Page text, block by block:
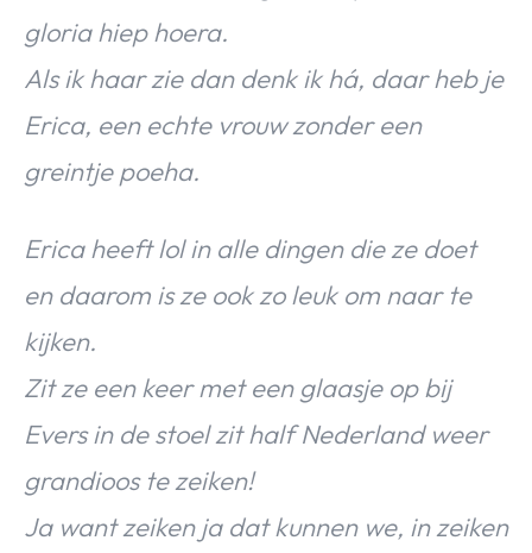
gloria hiep hoera.
Als ik haar zie dan denk ik há, daar heb je
Erica, een echte vrouw zonder een
greintje poeha.
Erica heeft lol in alle dingen die ze doet
en daarom is ze ook zo leuk om naar te
kijken.
Zit ze een keer met een glaasje op bij
Evers in de stoel zit half Nederland weer
grandioos te zeiken!
Ja want zeiken ja dat kunnen we, in zeiken